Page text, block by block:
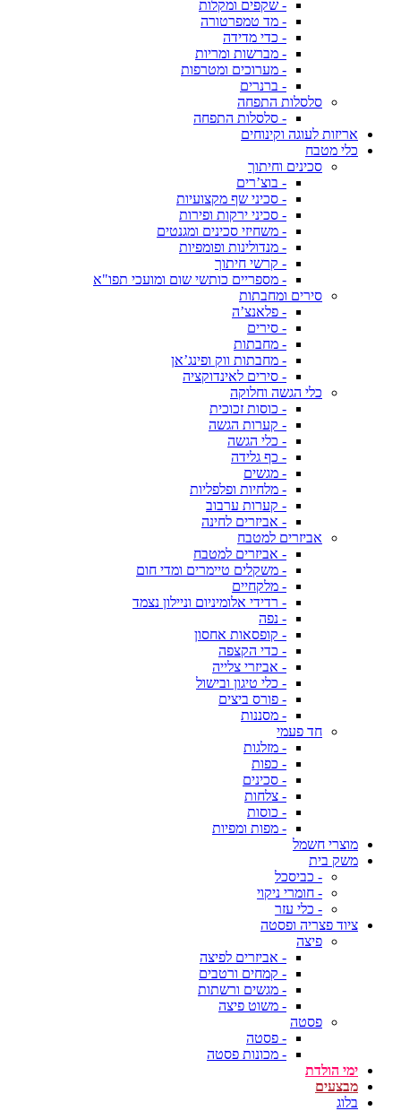
- שקפים ומקלות
- מד טמפרטורה
- כדי מדידה
- מברשות ומריות
- מערוכים ומטרפות
- ברנרים
סלסלות התפחה
- סלסלות התפחה
אריזות לעוגה וקינוחים
כלי מטבח
סכינים וחיתוך
- בוצ’רים
- סכיני שף מקצועיות
- סכיני ירקות ופירות
- משחיזי סכינים ומגנטים
- מנדולינות ופומפיות
- קרשי חיתוך
- מספריים כותשי שום ומועכי תפו"א
סירים ומחבתות
- פלאנצ’ה
- סירים
- מחבתות
- מחבתות ווק ופינג’אן
- סירים לאינדוקציה
כלי הגשה וחלוקה
- כוסות זכוכית
- קערות הגשה
- כלי הגשה
- כף גלידה
- מגשים
- מלחיות ופלפליות
- קערות ערבוב
- אביזרים לחינה
אביזרים למטבח
- אביזרים למטבח
- משקלים טיימרים ומדי חום
- מלקחיים
- רדידי אלומיניום וניילון נצמד
- נפה
- קופסאות אחסון
- כדי הקצפה
- אביזרי צלייה
- כלי טיגון ובישול
- פורס ביצים
- מסננות
חד פעמי
- מזלגות
- כפות
- סכינים
- צלחות
- כוסות
- מפות ומפיות
מוצרי חשמל
משק בית
- כביסכל
- חומרי ניקוי
- כלי עזר
ציוד פצריה ופסטה
פיצה
- אביזרים לפיצה
- קמחים ורטבים
- מגשים ורשתות
- משוט פיצה
פסטה
- פסטה
- מכונות פסטה
ימי הולדת
מבצעים
בלוג